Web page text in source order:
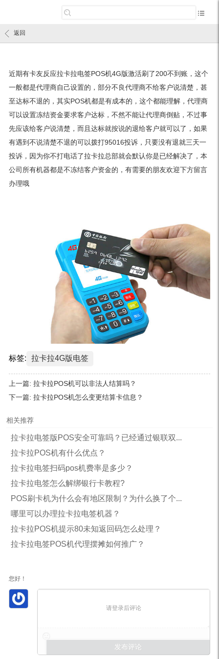
返回
近期有卡友反应拉卡拉电签POS机4G版激活刷了200不到账，这个
一般都是代理商自己设置的，部分不良代理商不给客户说清楚，甚
至达标不退的，其实POS机都是有成本的，这个都能理解，代理商
可以设置冻结资金要求客户达标，不然不能让代理商倒贴，不过事
先应该给客户说清楚，而且达标就按说的退给客户就可以了，如果
有遇到不说清楚不退的可以拨打95016投诉，只要没有退就三天一
投诉，因为你不打电话了拉卡拉总部就会默认你是已经解决了，本
公司所有机器都是不冻结客户资金的，有需要的朋友欢迎下方留言
办理哦
标签: 拉卡拉4G版电签
上一篇: 拉卡拉POS机可以非法人结算吗？
下一篇: 拉卡拉POS机怎么变更结算卡信息？
相关推荐
拉卡拉电签版POS安全可靠吗？已经通过银联双...
拉卡拉POS机有什么优点？
拉卡拉电签扫码pos机费率是多少？
拉卡拉电签怎么解绑银行卡教程?
POS刷卡机为什么会有地区限制？为什么换了个...
哪里可以办理拉卡拉电签机器？
拉卡拉POS机提示80未知返回码怎么处理？
拉卡拉电签POS机代理摆摊如何推广？
您好！
请登录后评论